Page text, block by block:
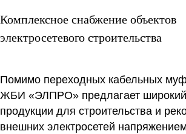
Комплексное снабжение объектов
электросетевого строительства
Помимо переходных кабельных
ЖБИ «ЭЛПРО» предлагает широкий
продукции для строительства и
внешних электросетей